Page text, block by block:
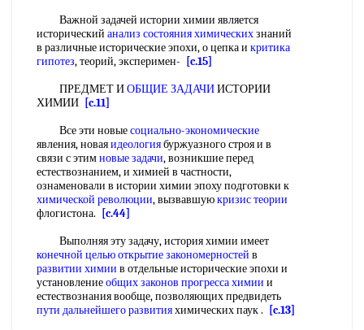
Важной задачей истории химии является
исторический анализ состояния химическихзнаний
в различные исторические эпохи, о цепка и критика
гипотез, теорий, эксперимен-
[c.15]
ПРЕДМЕТ ИОБЩИЕ ЗАДАЧИИСТОРИИ
ХИМИИ [c.11]
Все эти новыесоциально-экономические
явления, новаяидеологиябуржуазного строя и в
связи с этимновые задачи, возникшие перед
естествознанием, и химией в частности,
ознаменовали в истории химии эпоху подготовки к
химической революции, вызвавшуюкризис теории
флогистона.
[c.44]
Выполняя эту задачу, история химии имеет
конечной цельюоткрытие закономерностей в
развитии химии в отдельные исторические эпохи и
установлениеобщих законов прогресса химии и
естествознания вообще, позволяющих предвидеть
пути дальнейшего развитияхимических паук .
[c.13]